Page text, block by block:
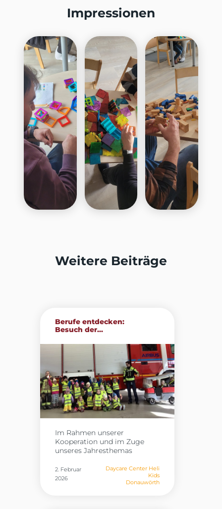
Impressionen
Weitere Beiträge
Berufe entdecken:
Besuch der...
Im Rahmen unserer
Kooperation und im Zuge
unseres Jahresthemas
der Heli Kids in Donauwörth
gestern die Werkfeuerwehr
von Airbus. Vor Ort erhielten
2. Februar
2026
Daycare Center Heli
Kids
Donauwörth